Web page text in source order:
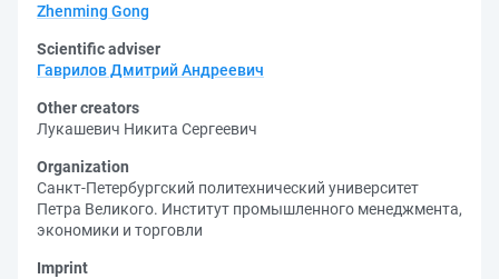
Zhenming Gong
Scientific adviser
Гаврилов Дмитрий Андреевич
Other creators
Лукашевич Никита Сергеевич
Organization
Санкт-Петербургский политехнический университет
Петра Великого. Институт промышленного менеджмента,
экономики и торговли
Imprint